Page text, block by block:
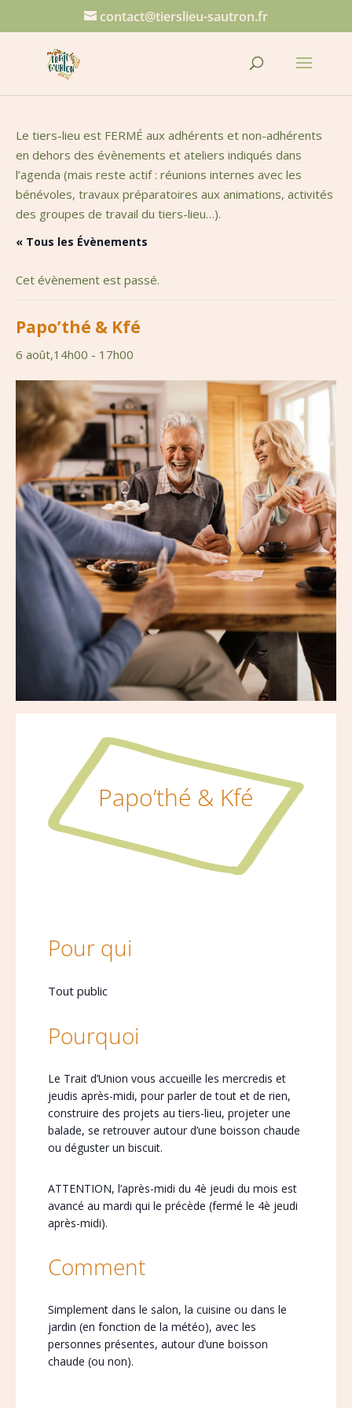
contact@tierslieu-sautron.fr
Le tiers-lieu est FERMÉ aux adhérents et non-adhérents
en dehors des évènements et ateliers indiqués dans
l’agenda (mais reste actif : réunions internes avec les
bénévoles, travaux préparatoires aux animations, activités
des groupes de travail du tiers-lieu…).
« Tous les Évènements
Cet évènement est passé.
Papo’thé & Kfé
6 août,14h00 - 17h00
Papo’thé & Kfé
Pour qui
Tout public
Pourquoi
Le Trait d’Union vous accueille les mercredis et
jeudis après-midi, pour parler de tout et de rien,
construire des projets au tiers-lieu, projeter une
balade, se retrouver autour d’une boisson chaude
ou déguster un biscuit.
ATTENTION, l’après-midi du 4è jeudi du mois est
avancé au mardi qui le précède (fermé le 4è jeudi
après-midi).
Comment
Simplement dans le salon, la cuisine ou dans le
jardin (en fonction de la météo), avec les
personnes présentes, autour d’une boisson
chaude (ou non).